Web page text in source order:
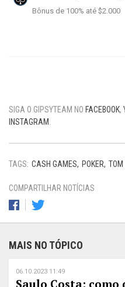
Bônus de 100% até $2.000
SIGA O GIPSYTEAM NO FACEBOOK,
INSTAGRAM
TAGS: CASH GAMES POKER TOM
COMPARTILHAR NOTÍCIAS
MAIS NO TÓPICO
06.10.2023 11:49
Saulo Costa: